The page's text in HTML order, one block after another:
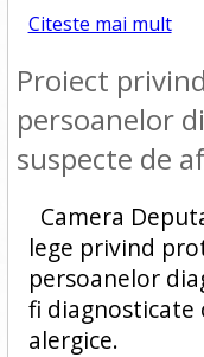
Citeste mai mult
Proiect
persoanelor
suspecte de
Camera
lege privind
persoanelor
fi diagnosticate
alergice.